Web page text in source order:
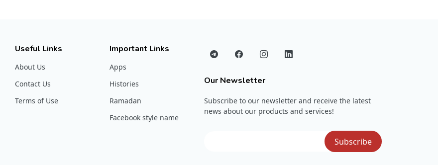
Useful Links
About Us
Contact Us
Terms of Use
Important Links
Apps
Histories
Ramadan
Facebook style name
Our Newsletter
Subscribe to our newsletter and receive the latest
news about our products and services!